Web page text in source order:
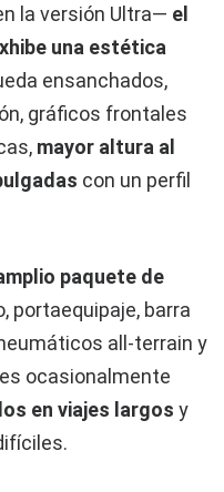
la versión Ultra— el
una estética
ensanchados,
gráficos frontales
mayor altura al
con un perfil
paquete de
portaequipaje, barra
all-terrain y
ocasionalmente
en viajes largos y